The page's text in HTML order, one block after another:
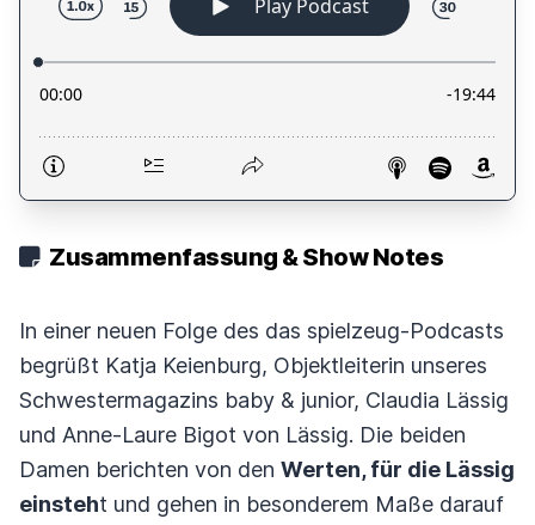
Zusammenfassung & Show Notes
In einer neuen Folge des das spielzeug-Podcasts
begrüßt Katja Keienburg, Objektleiterin unseres
Schwestermagazins baby & junior, Claudia Lässig
und Anne-Laure Bigot von Lässig. Die beiden
Damen berichten von den Werten, für die Lässig
einsteht und gehen in besonderem Maße darauf